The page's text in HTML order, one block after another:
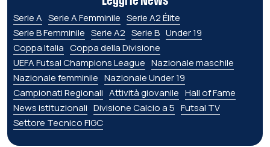
Serie A Serie A Femminile Serie A2 Élite
Serie B Femminile Serie A2 Serie B Under 19
Coppa Italia Coppa della Divisione
UEFA Futsal Champions League Nazionale maschile
Nazionale femminile Nazionale Under 19
Campionati Regionali Attività giovanile Hall of Fame
News istituzionali Divisione Calcio a 5 Futsal TV
Settore Tecnico FIGC